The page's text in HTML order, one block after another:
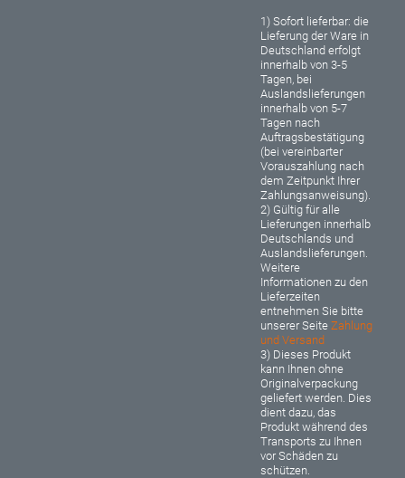
1) Sofort lieferbar: die
Lieferung der Ware in
Deutschland erfolgt
innerhalb von 3-5
Tagen, bei
Auslandslieferungen
innerhalb von 5-7
Tagen nach
Auftragsbestätigung
(bei vereinbarter
Vorauszahlung nach
dem Zeitpunkt Ihrer
Zahlungsanweisung).
2) Gültig für alle
Lieferungen innerhalb
Deutschlands und
Auslandslieferungen.
Weitere
Informationen zu den
Lieferzeiten
entnehmen Sie bitte
unserer SeiteZahlung
und Versand
3) Dieses Produkt
kann Ihnen ohne
Originalverpackung
geliefert werden. Dies
dient dazu, das
Produkt während des
Transports zu Ihnen
vor Schäden zu
schützen.